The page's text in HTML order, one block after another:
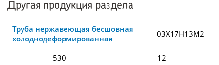
Другая продукция раздела
Труба нержавеющая бесшовная
холоднодеформированная
03Х17Н13М2
530 12